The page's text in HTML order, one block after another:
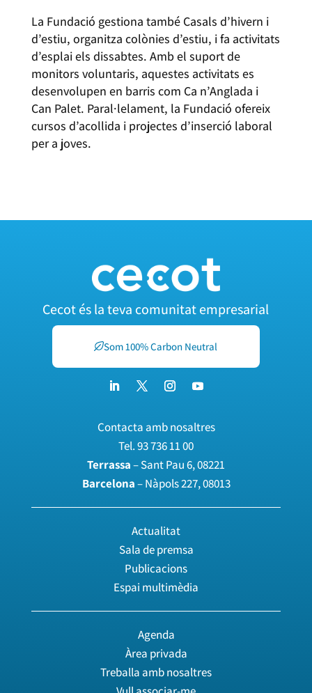
La Fundació gestiona també Casals d’hivern i
d’estiu, organitza colònies d’estiu, i fa activitats
d’esplai els dissabtes. Amb el suport de
monitors voluntaris, aquestes activitats es
desenvolupen en barris com Ca n’Anglada i
Can Palet. Paral·lelament, la Fundació ofereix
cursos d’acollida i projectes d’inserció laboral
per a joves.
Cecot és la teva comunitat empresarial
Som 100% Carbon Neutral
Contacta amb nosaltres
Tel.93 736 11 00
Terrassa– Sant Pau 6, 08221
Barcelona– Nàpols 227, 08013
Actualitat
Sala de premsa
Publicacions
Espai multimèdia
Agenda
Àrea privada
Treballa amb nosaltres